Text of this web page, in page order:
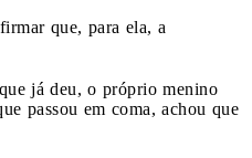
que, para ela, a
já deu, o próprio menino
passou em coma, achou que